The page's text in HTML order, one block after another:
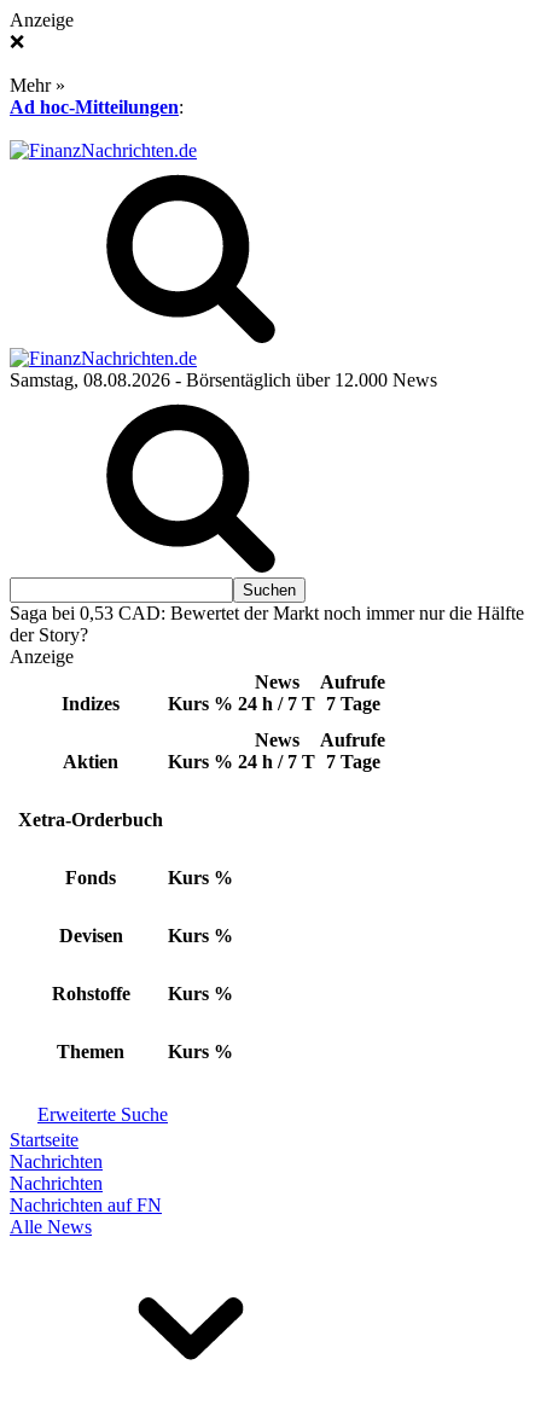
Anzeige
❌
Mehr »
Ad hoc-Mitteilungen:
Samstag, 08.08.2026 - Börsentäglich über 12.000 News
Saga bei 0,53 CAD: Bewertet der Markt noch immer nur die Hälfte
der Story?
Anzeige
Indizes Kurs %
News
24 h / 7 T
Aufrufe
7 Tage
Aktien Kurs %
News
24 h / 7 T
Aufrufe
7 Tage
Xetra-Orderbuch
Fonds Kurs %
Devisen Kurs %
Rohstoffe Kurs %
Themen Kurs %
Erweiterte Suche
Startseite
Nachrichten
Nachrichten
Nachrichten auf FN
Alle News